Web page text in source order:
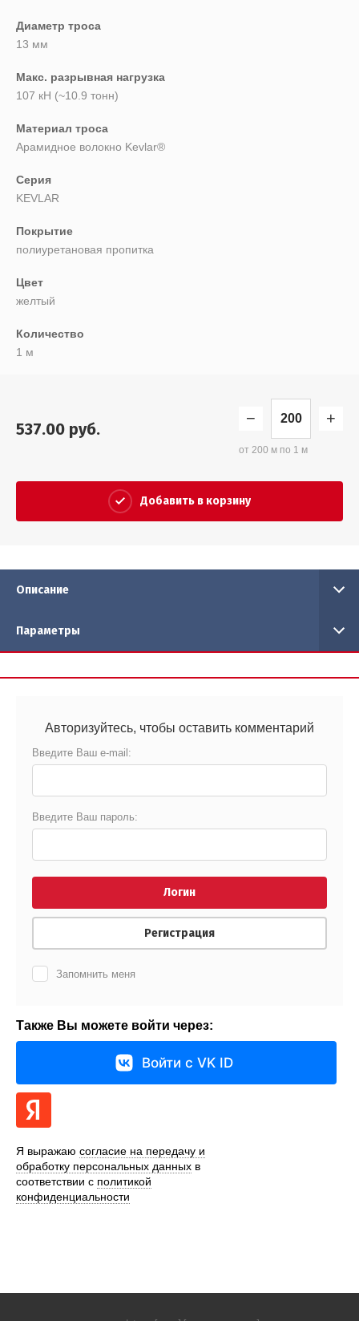
Диаметр троса
13 мм
Макс. разрывная нагрузка
107 кН (~10.9 тонн)
Материал троса
Арамидное волокно Kevlar®
Серия
KEVLAR
Покрытие
полиуретановая пропитка
Цвет
желтый
Количество
1 м
537.00 руб.
− +
от 200 м по 1 м
Добавить в корзину
Описание
Параметры
Авторизуйтесь, чтобы оставить комментарий
Введите Ваш e-mail:
Введите Ваш пароль:
Логин
Регистрация
Запомнить меня
Также Вы можете войти через:
Войти с VK ID
Я выражаю согласие на передачу и
обработку персональных данных в
соответствии с политикой
конфиденциальности